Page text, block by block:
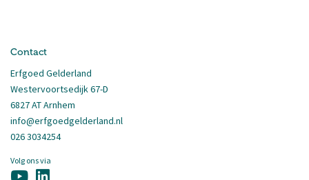
Contact
Erfgoed Gelderland
Westervoortsedijk 67-D
6827 AT Arnhem
info@erfgoedgelderland.nl
026 3034254
Volg ons via